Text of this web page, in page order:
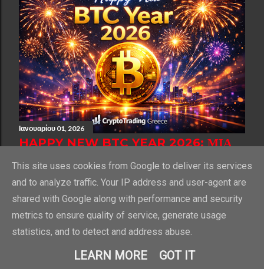
Ιανουαρίου 01, 2026
HAPPY NEW BTC YEAR 2026: ΜΙΑ
CRYPTO
Κοινή χρήση
ΠΑΛΑΙΌΤΕΡΕΣ ΑΝΑΡΤΉΣΕΙΣ
This site uses cookies from Google to deliver its services
and to analyze traffic. Your IP address and user-agent are
shared with Google along with performance and security
metrics to ensure quality of service, generate usage
statistics, and to detect and address abuse.
LEARN MORE GOT IT